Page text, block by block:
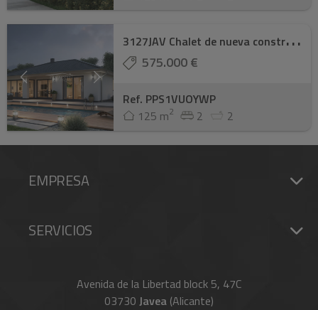
3
127JAV Chalet de nueva construcción en vent ...
575.000 €
Ref. PPS1VUOYWP
125 m2 2 2
EMPRESA
SERVICIOS
Avenida de la Libertad block 5, 47C
03730 Javea (Alicante)